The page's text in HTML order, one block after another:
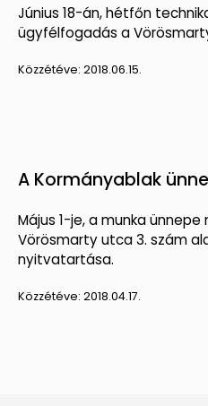
Június 18-án, hétfőn
ügyfélfogadás a
Közzétéve: 2018.06.15.
A Kormányablak
Május 1-je, a munka
Vörösmarty utca 3. szám
nyitvatartása.
Közzétéve: 2018.04.17.